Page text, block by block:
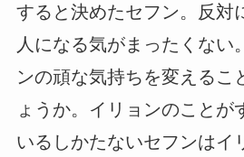
すると決めたセフン。反対
人になる気がまったくない
ンの頑な気持ちを変えるこ
ょうか。イリョンのことが
いるしかたないセフンはイ